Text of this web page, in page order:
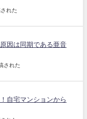
れた
因は同期である亜音
された
自宅マンションから